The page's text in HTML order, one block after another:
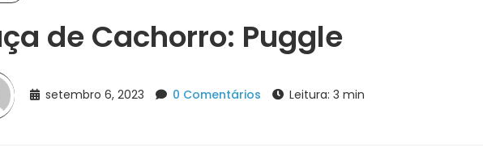
de Cachorro: Puggle
setembro 6, 2023 0 Comentários Leitura: 3 min